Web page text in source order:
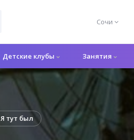
Сочи
Детские клубы Занятия
Я тут был